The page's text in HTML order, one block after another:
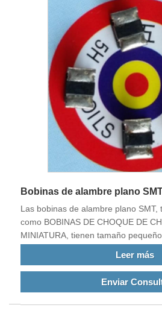
Bobinas de alambre plano
Las bobinas de alambre plano SMT,
como BOBINAS DE CHOQUE DE
MINIATURA, tienen tamaño
rendimiento, alta eficiencia de
Leer más
Enviar